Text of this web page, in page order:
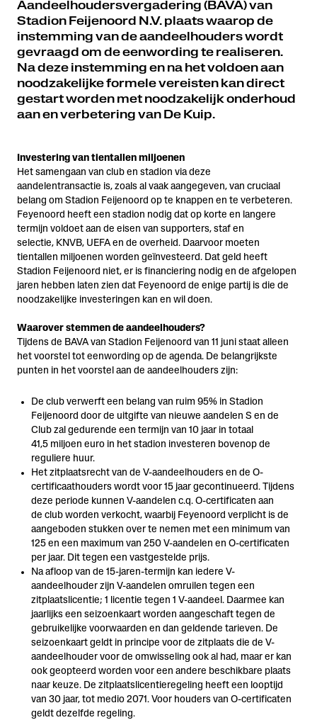
Aandeelhoudersvergadering (BAVA) van
Stadion Feijenoord N.V. plaats waarop de
instemming van de aandeelhouders wordt
gevraagd om de eenwording te realiseren.
Na deze instemming en na het voldoen aan
noodzakelijke formele vereisten kan direct
gestart worden met noodzakelijk onderhoud
aan en verbetering van De Kuip.
Investering van tientallen miljoenen
Het samengaan van club en stadion via deze
aandelentransactie is, zoals al vaak aangegeven, van cruciaal
belang om Stadion Feijenoord op te knappen en te verbeteren.
Feyenoord heeft een stadion nodig dat op korte en langere
termijn voldoet aan de eisen van supporters, staf en
selectie, KNVB, UEFA en de overheid. Daarvoor moeten
tientallen miljoenen worden geïnvesteerd. Dat geld heeft
Stadion Feijenoord niet, er is financiering nodig en de afgelopen
jaren hebben laten zien dat Feyenoord de enige partij is die de
noodzakelijke investeringen kan en wil doen.
Waarover stemmen de aandeelhouders?
Tijdens de BAVA van Stadion Feijenoord van 11 juni staat alleen
het voorstel tot eenwording op de agenda. De belangrijkste
punten in het voorstel aan de aandeelhouders zijn:
De club verwerft een belang van ruim 95% in Stadion
Feijenoord door de uitgifte van nieuwe aandelen S en de
Club zal gedurende een termijn van 10 jaar in totaal
41,5 miljoen euro in het stadion investeren bovenop de
reguliere huur.
Het zitplaatsrecht van de V-aandeelhouders en de O-
certificaathouders wordt voor 15 jaar gecontinueerd. Tijdens
deze periode kunnen V-aandelen c.q. O-certificaten aan
de club worden verkocht, waarbij Feyenoord verplicht is de
aangeboden stukken over te nemen met een minimum van
125 en een maximum van 250 V-aandelen en O-certificaten
per jaar. Dit tegen een vastgestelde prijs.
Na afloop van de 15-jaren-termijn kan iedere V-
aandeelhouder zijn V-aandelen omruilen tegen een
zitplaatslicentie; 1 licentie tegen 1 V-aandeel. Daarmee kan
jaarlijks een seizoenkaart worden aangeschaft tegen de
gebruikelijke voorwaarden en dan geldende tarieven. De
seizoenkaart geldt in principe voor de zitplaats die de V-
aandeelhouder voor de omwisseling ook al had, maar er kan
ook geopteerd worden voor een andere beschikbare plaats
naar keuze. De zitplaatslicentieregeling heeft een looptijd
van 30 jaar, tot medio 2071. Voor houders van O-certificaten
geldt dezelfde regeling.